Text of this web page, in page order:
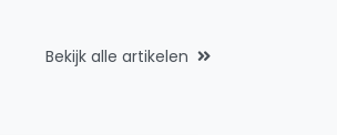
Bekijk alle artikelen